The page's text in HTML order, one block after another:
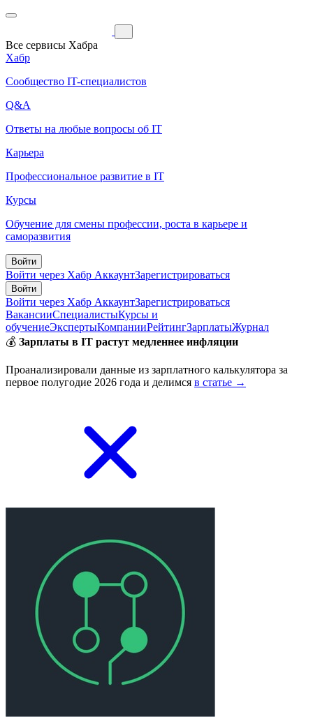
Все сервисы Хабра
Хабр
Сообщество IT-специалистов
Q&A
Ответы на любые вопросы об IT
Карьера
Профессиональное развитие в IT
Курсы
Обучение для смены профессии, роста в карьере и
саморазвития
Войти
Войти через Хабр АккаунтЗарегистрироваться
Войти
Войти через Хабр АккаунтЗарегистрироваться
ВакансииСпециалистыКурсы и
обучениеЭкспертыКомпанииРейтингЗарплатыЖурнал
💰 Зарплаты в IT растут медленнее инфляции
Проанализировали данные из зарплатного калькулятора за
первое полугодие 2026 года и делимся в статье →